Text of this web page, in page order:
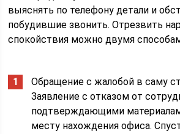
выяснять по телефону детали и
побудившие звонить. Отрезвить
спокойствия можно двумя
Обращение с жалобой в саму
Заявление с отказом от
подтверждающими
месту нахождения офиса.